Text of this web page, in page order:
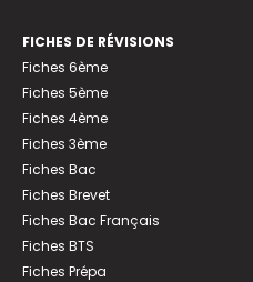
FICHES DE RÉVISIONS
Fiches 6ème
Fiches 5ème
Fiches 4ème
Fiches 3ème
Fiches Bac
Fiches Brevet
Fiches Bac Français
Fiches BTS
Fiches Prépa